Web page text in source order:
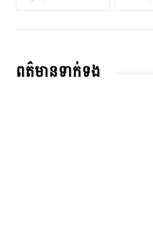
ពត៌មានទាក់ទង